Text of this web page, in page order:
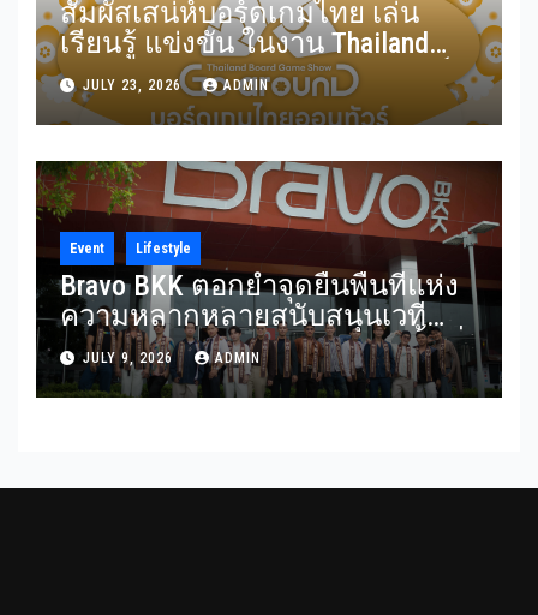
สัมผัสเสน่ห์บอร์ดเกมไทย เล่น
เรียนรู้ แข่งขัน ในงาน Thailand
Board Game Show Go arounD บอร์ด
เกมไทยออนทัวร์ วันที่ 24-26
กรกฎาคม 2569 ณ ICS Lifestyle
Complex
JULY 23, 2026 ADMIN
Event Lifestyle
Bravo BKK ตอกย้ำจุดยืนพื้นที่แห่ง
ความหลากหลายสนับสนุนเวที
Mister Gay Thailand 2026 เปิดพื้นที่
ส่งต่อแรงบันดาลใจและความเท่า
เทียมสู่สังคม
JULY 9, 2026 ADMIN